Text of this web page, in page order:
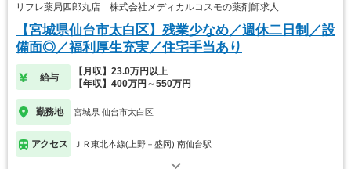
リフレ薬局四郎丸店 株式会社メディカルコスモの薬剤師求人
【宮城県仙台市太白区】残業少なめ／週休二日制／設
備面◎／福利厚生充実／住宅手当あり
給与
【月収】23.0万円以上
【年収】400万円～550万円
勤務地 宮城県 仙台市太白区
アクセス ＪＲ東北本線(上野－盛岡) 南仙台駅